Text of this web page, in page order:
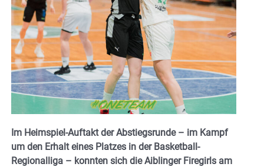
Im Heimspiel-Auftakt der Abstiegsrunde – im Kampf
um den Erhalt eines Platzes in der Basketball-
Regionalliga – konnten sich die Aiblinger Firegirls am